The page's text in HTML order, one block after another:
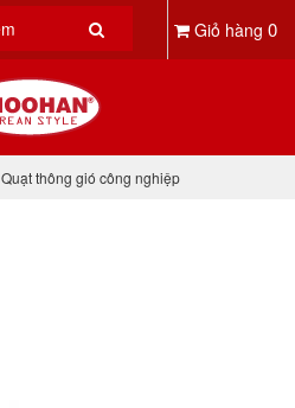
Giỏ hàng 0
Quạt thông gió công nghiệp